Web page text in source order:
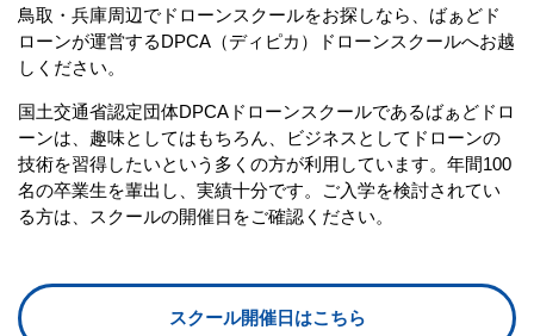
鳥取・兵庫周辺でドローンスクールをお探しなら、ばぁどド
ローンが運営するDPCA（ディピカ）ドローンスクールへお越
しください。
国土交通省認定団体DPCAドローンスクールであるばぁどドロ
ーンは、趣味としてはもちろん、ビジネスとしてドローンの
技術を習得したいという多くの方が利用しています。年間100
名の卒業生を輩出し、実績十分です。ご入学を検討されてい
る方は、スクールの開催日をご確認ください。
スクール開催日はこちら